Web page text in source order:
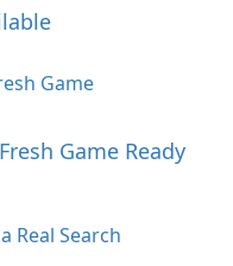
Game Ready